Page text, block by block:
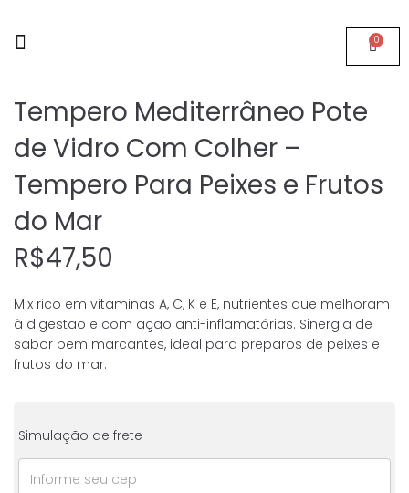
0
Tempero Mediterrâneo Pote
de Vidro Com Colher –
Tempero Para Peixes e Frutos
do Mar
R$47,50
Mix rico em vitaminas A, C, K e E, nutrientes que melhoram
à digestão e com ação anti-inflamatórias. Sinergia de
sabor bem marcantes, ideal para preparos de peixes e
frutos do mar.
Simulação de frete